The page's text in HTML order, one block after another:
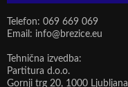
Telefon: 069 669 069
Email: info@brezice.eu
Tehnična izvedba:
Partitura d.o.o.
Gornji trg 20, 1000 Ljubljana